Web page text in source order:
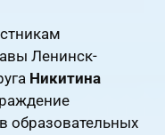
Ленинск-
Никитина
образовательных